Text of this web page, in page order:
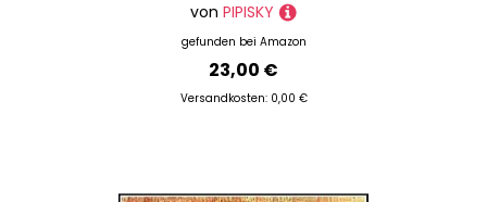
von PIPISKY
gefunden bei Amazon
23,00 €
Versandkosten: 0,00 €